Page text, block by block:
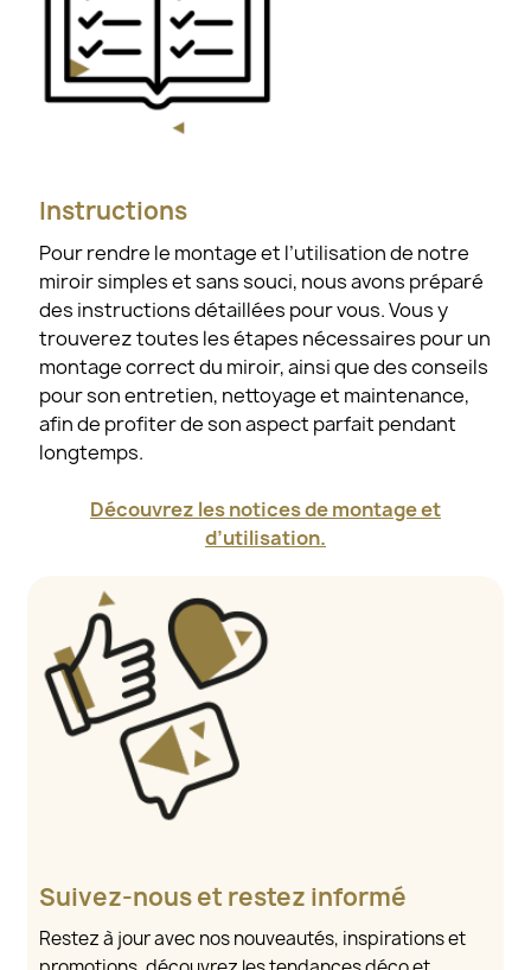
Instructions
Pour rendre le montage et l’utilisation de notre
miroir simples et sans souci, nous avons préparé
des instructions détaillées pour vous. Vous y
trouverez toutes les étapes nécessaires pour un
montage correct du miroir, ainsi que des conseils
pour son entretien, nettoyage et maintenance,
afin de profiter de son aspect parfait pendant
longtemps.
Découvrez les notices de montage et
d’utilisation.
Suivez-nous et restez informé
Restez à jour avec nos nouveautés, inspirations et